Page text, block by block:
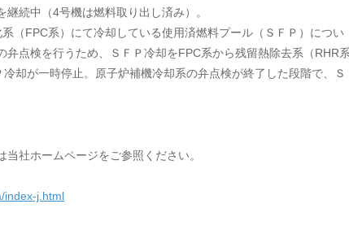
続中（4号機は燃料取り出し済み）。
（FPC系）にて冷却している使用済燃料プール（ＳＦＰ）につい
点検を行うため、ＳＦＰ冷却をFPC系から残留熱除去系（RHR
却が一時停止。原子炉補機冷却系の弁点検が終了した段階で、Ｓ
社ホームページをご参照ください。
index-j.html